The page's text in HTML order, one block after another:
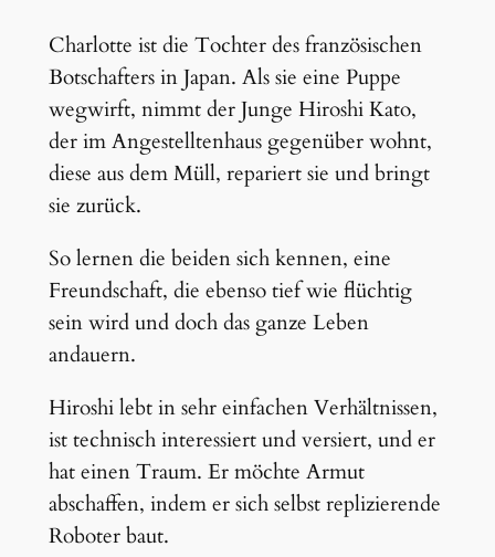
Charlotte ist die Tochter des französischen
Botschafters in Japan. Als sie eine Puppe
wegwirft, nimmt der Junge Hiroshi Kato,
der im Angestelltenhaus gegenüber wohnt,
diese aus dem Müll, repariert sie und bringt
sie zurück.
So lernen die beiden sich kennen, eine
Freundschaft, die ebenso tief wie flüchtig
sein wird und doch das ganze Leben
andauern.
Hiroshi lebt in sehr einfachen Verhältnissen,
ist technisch interessiert und versiert, und er
hat einen Traum. Er möchte Armut
abschaffen, indem er sich selbst replizierende
Roboter baut.